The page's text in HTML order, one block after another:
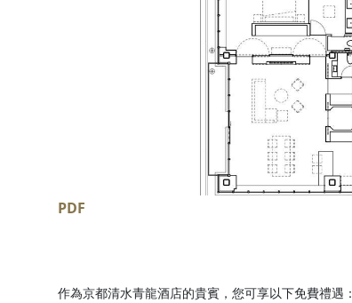
PDF
作為京都清水青龍酒店的貴賓，您可享以下免費禮遇：